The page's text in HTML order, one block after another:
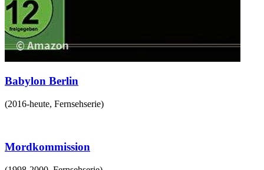
Babylon Berlin
(2016-heute, Fernsehserie)
Mordkommission